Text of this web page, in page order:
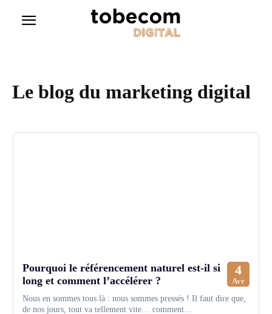
Le blog du marketing digital
Pourquoi le référencement naturel est-il si
long et comment l’accélérer ?
4
Avr
Nous en sommes tous là : nous sommes pressés ! Il faut dire que,
de nos jours, tout va tellement vite… comment...